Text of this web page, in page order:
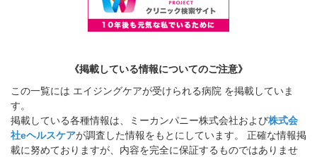
《掲載している情報についてのご注意》
この一覧には エイジングケアが受けられる病院 を掲載していま
す。
掲載している各種情報は、ミーカンパニー株式会社および株式会
社eヘルスケアが調査した情報をもとにしています。 正確な情報掲
載に努めておりますが、内容を完全に保証するものではありませ